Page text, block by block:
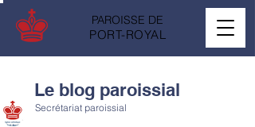
PAROISSE DE
PORT-ROYAL
Secrétariat paroissial
Le blog paroissial